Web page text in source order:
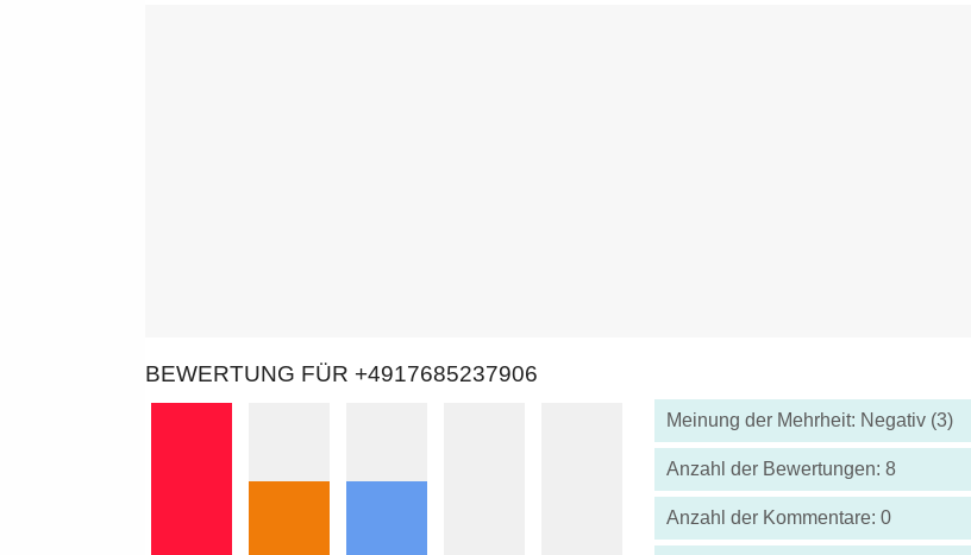
BEWERTUNG FÜR +4917685237906
Meinung der Mehrheit: Negativ (3)
Anzahl der Bewertungen: 8
Anzahl der Kommentare: 0